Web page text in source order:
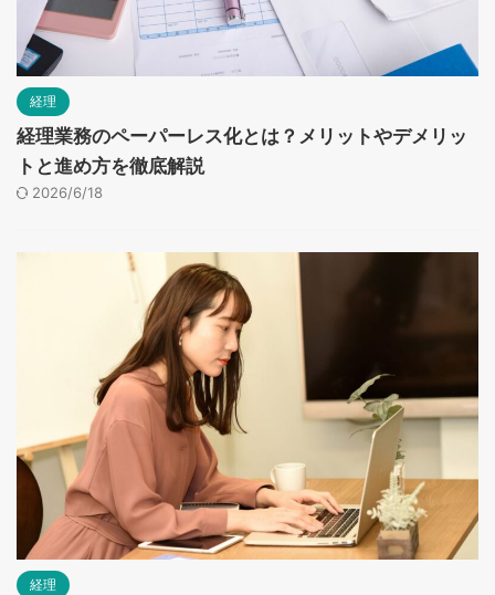
経理
経理業務のペーパーレス化とは？メリットやデメリッ
トと進め方を徹底解説
2026/6/18
経理